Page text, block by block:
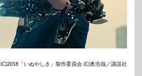
(C)2018「いぬやしき」製作委員会 (C)奥浩哉／講談社